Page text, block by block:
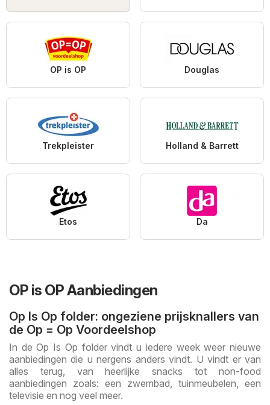
OP is OP Douglas
Trekpleister Holland & Barrett
Etos Da
OP is OP Aanbiedingen
Op Is Op folder: ongeziene prijsknallers van
de Op = Op Voordeelshop
In de Op Is Op folder vindt u iedere week weer nieuwe
aanbiedingen die u nergens anders vindt. U vindt er van
alles terug, van heerlijke snacks tot non-food
aanbiedingen zoals: een zwembad, tuinmeubelen, een
televisie en nog veel meer.